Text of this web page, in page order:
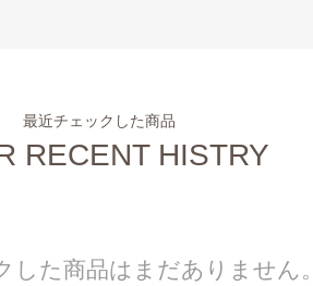
最近チェックした商品
RECENT HISTRY
した商品はまだありません。